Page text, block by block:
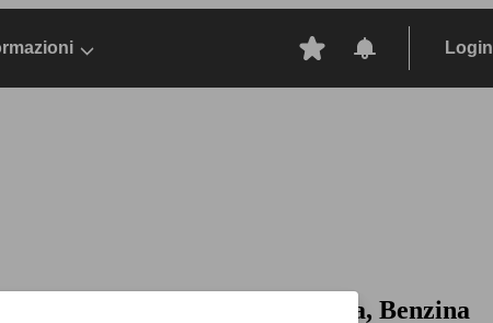
Login
3p Benzina, Dal 2018, Berlina, Benzina